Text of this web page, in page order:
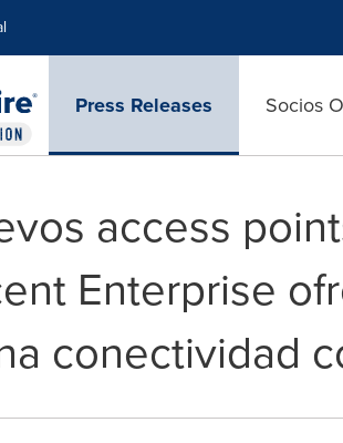
Press Releases Socios
access
Enterprise
conectividad